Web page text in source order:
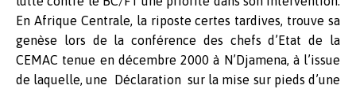
En Afrique Centrale, la riposte certes tardives, trouve sa
genèse lors de la conférence des chefs d’Etat de la
CEMAC tenue en décembre 2000 à N’Djamena, à l’issue
de laquelle, une Déclaration sur la mise sur pieds d’une